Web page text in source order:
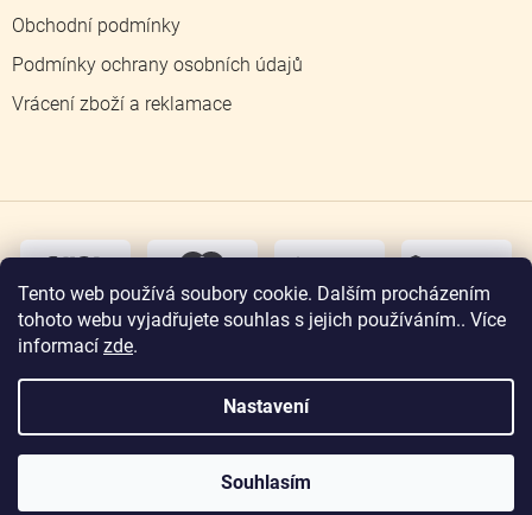
Tento web používá soubory cookie. Dalším procházením
tohoto webu vyjadřujete souhlas s jejich používáním.. Více
informací zde.
Nastavení
Souhlasím
Obchodní podmínky
Podmínky ochrany osobních údajů
Vrácení zboží a reklamace
osobní
Copyright 2026Zlatnictví Jičín. Všechna práva
vyhrazena.